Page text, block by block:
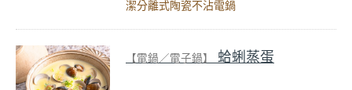
潔分離式陶瓷不沾電鍋
【電鍋／電子鍋】 蛤蜊蒸蛋